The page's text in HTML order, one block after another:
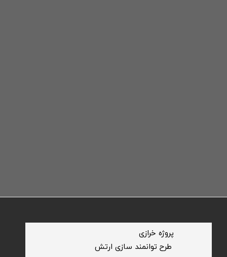
​طرح توانمند سازی ارتش
​پروژه خرازی